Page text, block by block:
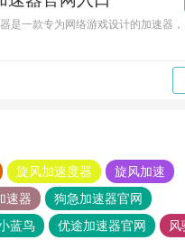
是一款专为网络游戏设计的加速器
旋风加速度器
旋风加速
速器
狗急加速器官网
蓝鸟 优途加速器官网 风